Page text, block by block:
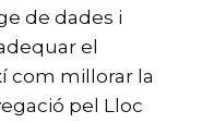
de dades i
el
com millorar la
pel Lloc